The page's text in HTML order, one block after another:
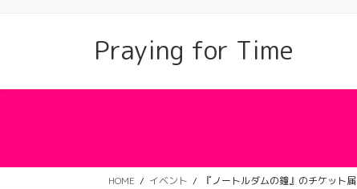
ツ
シ
移
Praying for Time
HOME イベント 『ノートルダムの鐘』のチケット